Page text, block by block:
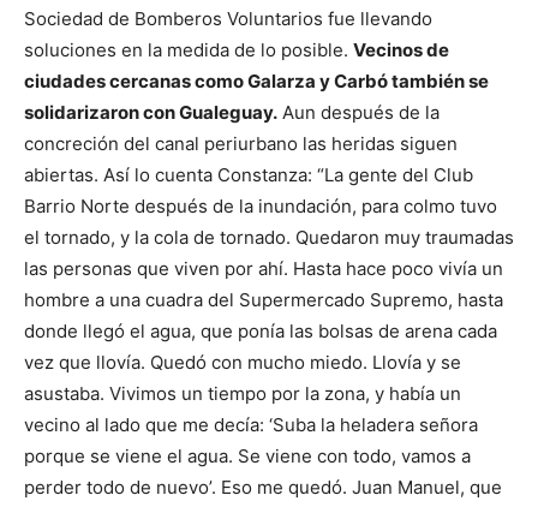
Sociedad de Bomberos Voluntarios fue llevando
soluciones en la medida de lo posible. Vecinos de
ciudades cercanas como Galarza y Carbó también se
solidarizaron con Gualeguay. Aun después de la
concreción del canal periurbano las heridas siguen
abiertas. Así lo cuenta Constanza: “La gente del Club
Barrio Norte después de la inundación, para colmo tuvo
el tornado, y la cola de tornado. Quedaron muy traumadas
las personas que viven por ahí. Hasta hace poco vivía un
hombre a una cuadra del Supermercado Supremo, hasta
donde llegó el agua, que ponía las bolsas de arena cada
vez que llovía. Quedó con mucho miedo. Llovía y se
asustaba. Vivimos un tiempo por la zona, y había un
vecino al lado que me decía: ‘Suba la heladera señora
porque se viene el agua. Se viene con todo, vamos a
perder todo de nuevo’. Eso me quedó. Juan Manuel, que